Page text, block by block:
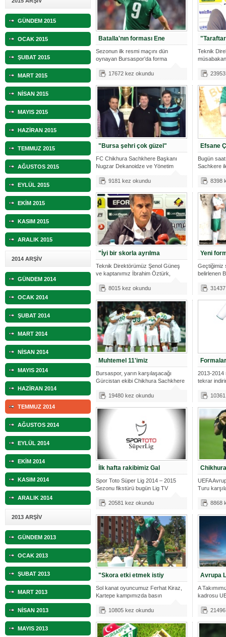
GÜNDEM 2015
OCAK 2015
ŞUBAT 2015
MART 2015
NİSAN 2015
MAYIS 2015
HAZİRAN 2015
TEMMUZ 2015
AĞUSTOS 2015
EYLÜL 2015
EKİM 2015
KASIM 2015
ARALIK 2015
2014 ARŞİV
GÜNDEM 2014
OCAK 2014
ŞUBAT 2014
MART 2014
NİSAN 2014
MAYIS 2014
HAZİRAN 2014
TEMMUZ 2014
AĞUSTOS 2014
EYLÜL 2014
EKİM 2014
KASIM 2014
ARALIK 2014
2013 ARŞİV
GÜNDEM 2013
OCAK 2013
ŞUBAT 2013
MART 2013
NİSAN 2013
MAYIS 2013
Batalla'nın forması Ene
Sezonun ilk resmi maçını dün
oynayan Bursaspor'da forma
17672 kez okundu
Teknik
"Bursa şehri çok güzel"
FC Chikhura Sachkhere Başkanı
Nugzar Dekanoidze ve Yönetim
9181 kez okundu
Efsane
Bugün
Sachkere
8398
"İyi bir skorla ayrılma
Teknik Direktörümüz Şenol Güneş
ve kaptanımız İbrahim Öztürk,
8015 kez okundu
Yeni
Geçtiğimiz
belirlenen
Muhtemel 11'imiz
Bursaspor, yarın karşılaşacağı
Gürcistan ekibi Chikhura Sachkhere
19480 kez okundu
2013-2014
tekrar
İlk hafta rakibimiz Gal
Spor Toto Süper Lig 2014 – 2015
Sezonu fikstürü bugün Lig TV
20581 kez okundu
UEFA
Turu
8868
"Skora etki etmek istiy
Sol kanat oyuncumuz Ferhat Kiraz,
Kartepe kampımızda basın
10805 kez okundu
Avrupa
A
kadrosu